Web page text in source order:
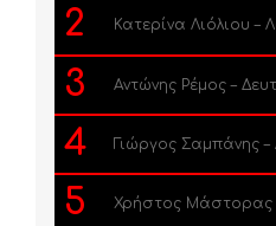
2 Κατερίνα Λιόλιου –
3 Αντώνης Ρέμος –
4 Γιώργος Σαμπάνης
5 Χρήστος Μάστορας